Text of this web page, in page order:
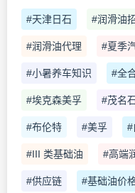
#天津日石 #润滑油
#润滑油代理 #夏季
#小暑养车知识 #全
#埃克森美孚 #茂名
#布伦特 #美孚 #
#III 类基础油 #高端
#供应链 #基础油价